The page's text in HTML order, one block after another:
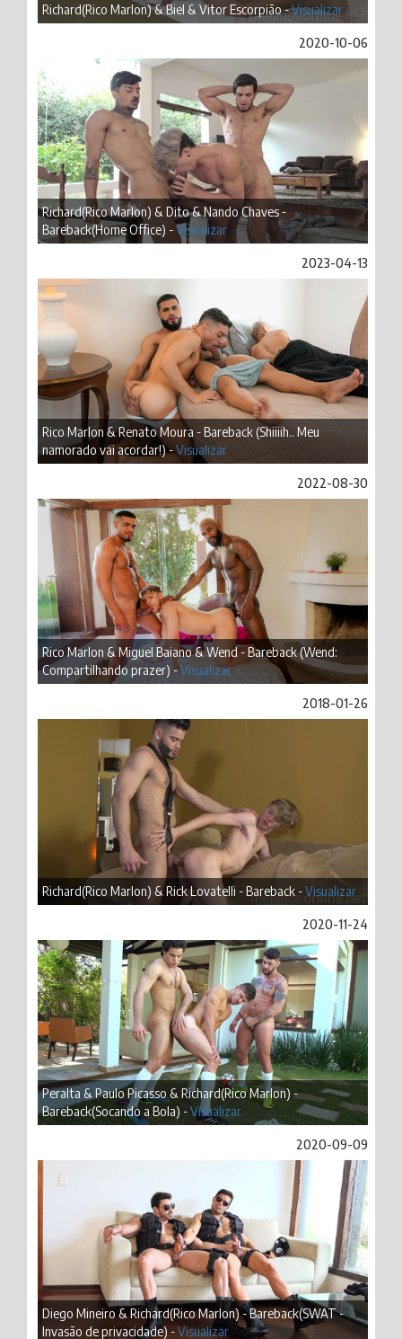
Richard(Rico Marlon) & Biel & Vitor Escorpião -Visualizar
2020-10-06
Richard(Rico Marlon) & Dito & Nando Chaves -
Bareback(Home Office) -Visualizar
2023-04-13
Rico Marlon & Renato Moura - Bareback (Shiiiih.. Meu
namorado vai acordar!) -Visualizar
2022-08-30
Rico Marlon & Miguel Baiano & Wend - Bareback (Wend:
Compartilhando prazer) -Visualizar
2018-01-26
Richard(Rico Marlon) & Rick Lovatelli - Bareback -Visualizar
2020-11-24
Peralta & Paulo Picasso & Richard(Rico Marlon) -
Bareback(Socando a Bola) -Visualizar
2020-09-09
Diego Mineiro & Richard(Rico Marlon) - Bareback(SWAT -
Invasão de privacidade) -Visualizar